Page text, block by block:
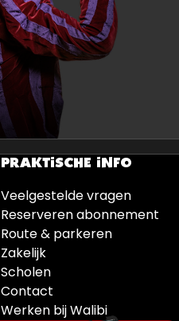
PRAKTISCHE INFO
Veelgestelde vragen
Reserveren abonnement
Route & parkeren
Zakelijk
Scholen
Contact
Werken bij Walibi